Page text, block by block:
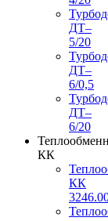
ДТ–
5/20
ДТ–
6/0,5
ДТ–
6/20
КК
КК